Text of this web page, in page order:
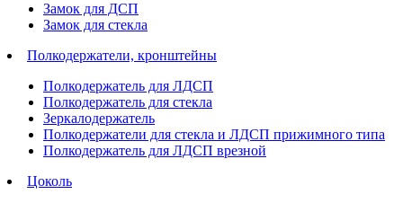
Замок для ДСП
Замок для стекла
Полкодержатели, кронштейны
Полкодержатель для ЛДСП
Полкодержатель для стекла
Зеркалодержатель
Полкодержатели для стекла и ЛДСП прижимного типа
Полкодержатель для ЛДСП врезной
Цоколь